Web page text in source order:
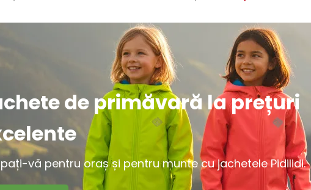
de primăvară la prețuri
vă pentru oraș și pentru munte cu jachetele Pidilidi.